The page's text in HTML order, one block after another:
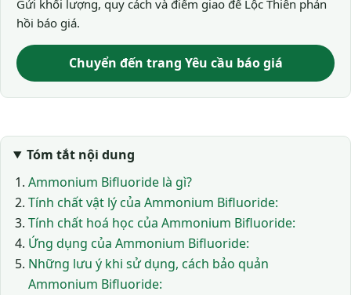
Tóm tắt nội dung
Ammonium Bifluoride là gì?
Tính chất vật lý của Ammonium Bifluoride:
Tính chất hoá học của Ammonium Bifluoride:
Ứng dụng của Ammonium Bifluoride:
Những lưu ý khi sử dụng, cách bảo quản
Ammonium Bifluoride:
Gửi khối lượng, quy cách và điểm giao để Lộc Thiên phản
hồi báo giá.
Chuyển đến trang Yêu cầu báo giá